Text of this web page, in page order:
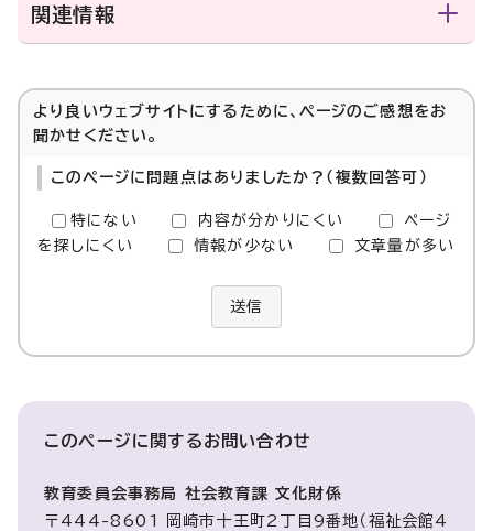
関連情報
より良いウェブサイトにするために、ページのご感想をお
聞かせください。
このページに問題点はありましたか？（複数回答可）
特にない 内容が分かりにくい
ページ
を探しにくい
情報が少ない 文章量が多い
送信
このページに関するお問い合わせ
教育委員会事務局 社会教育課 文化財係
〒444-8601 岡崎市十王町2丁目9番地（福祉会館4